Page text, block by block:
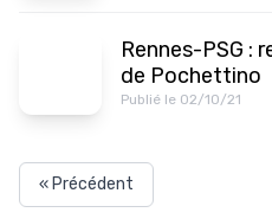
Rennes-PSG :
de Pochettino
Publié le 02/10/21
« Précédent